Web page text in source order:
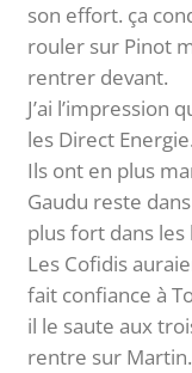
son effort. ça
rouler sur Pinot
rentrer devant.
J’ai l’impression
les Direct
Ils ont en plus
Gaudu reste
plus fort dans les
Les Cofidis
fait confiance à
il le saute aux
rentre sur